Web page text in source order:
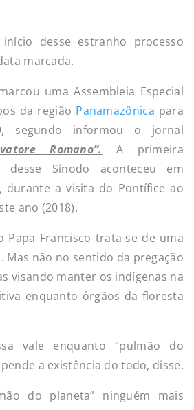
desse estranho processo
marcada.
uma Assembleia Especial
da região Panamazônica para
segundo informou o jornal
Romano”.
A primeira
desse Sínodo aconteceu em
durante a visita do Pontífice ao
ano (2018).
Papa Francisco trata-se de uma
Mas não no sentido da pregação
visando manter os indígenas na
enquanto órgãos da floresta
vale enquanto “pulmão do
a existência do todo, disse.
do planeta” ninguém mais